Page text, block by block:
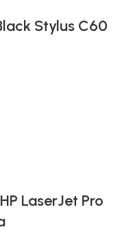
Stylus C60
LaserJet Pro